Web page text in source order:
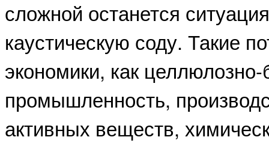
сложной останется
каустическую соду. Такие
экономики, как
промышленность,
активных веществ,